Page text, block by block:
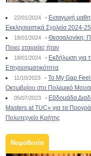
22/01/2024 - Εισαγωγή
Εκκλησιαστικά Σχολεία 2024-25
18/01/2024 -Θεσσαλονίκη:
Ποιες εταιρείες ήταν
18/01/2024 - Εκδήλωση για
Επιχειρηματικότητα
11/10/2023 -To My Gap
Οκτωβρίου στο Πολεμικό
05/07/2023 - Εβδομάδα
Masters at TUC» για τα
Πολυτεχνείο Κρήτης
Νομοθεσία